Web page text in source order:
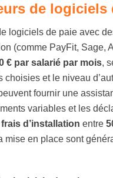
de logiciels
logiciels de paie avec
(comme PayFit, Sage,
€ par salarié par mois,
choisies et le niveau
fournir une
variables et les
frais d’installation entre
mise en place sont